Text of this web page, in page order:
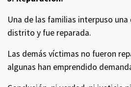
Una de las familias interpuso
distrito y fue reparada.
Las demás víctimas no fueron
algunas han emprendido